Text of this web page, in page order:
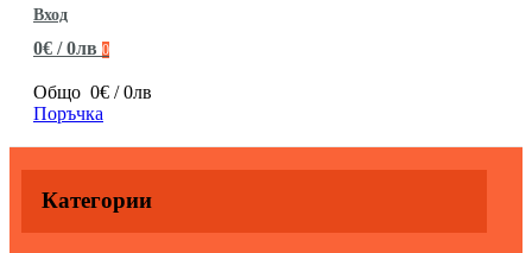
Вход
0€ / 0лв 0
Общо 0€ / 0лв
Поръчка
Категории